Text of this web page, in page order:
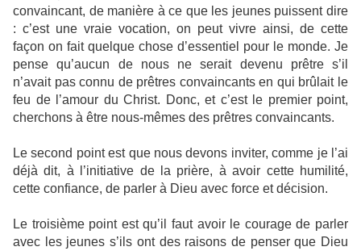
convaincant, de manière à ce que les jeunes puissent dire
: c’est une vraie vocation, on peut vivre ainsi, de cette
façon on fait quelque chose d’essentiel pour le monde. Je
pense qu’aucun de nous ne serait devenu prêtre s’il
n’avait pas connu de prêtres convaincants en qui brûlait le
feu de l’amour du Christ. Donc, et c’est le premier point,
cherchons à être nous-mêmes des prêtres convaincants.
Le second point est que nous devons inviter, comme je l’ai
déjà dit, à l’initiative de la prière, à avoir cette humilité,
cette confiance, de parler à Dieu avec force et décision.
Le troisième point est qu’il faut avoir le courage de parler
avec les jeunes s’ils ont des raisons de penser que Dieu